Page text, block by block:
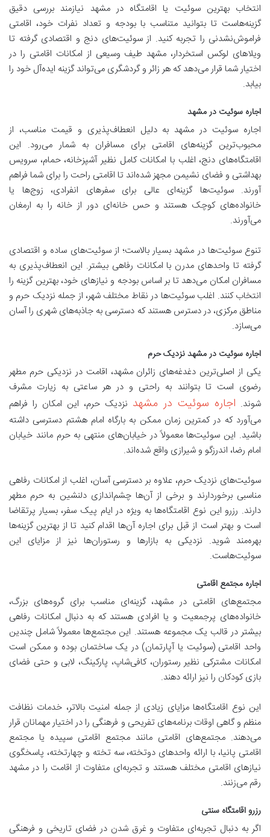
انتخاب بهترین سوئیت یا اقامتگاه در مشهد نیازمند بررسی دقیق
گزینه‌هاست تا بتوانید متناسب با بودجه و تعداد نفرات خود، اقامتی
فراموش‌نشدنی را تجربه کنید. از سوئیت‌های دنج و اقتصادی گرفته تا
ویلاهای لوکس استخردار، مشهد طیف وسیعی از امکانات اقامتی را در
اختیار شما قرار می‌دهد که هر زائر و گردشگری می‌تواند گزینه ایده‌آل خود را
بیابد.
اجاره سوئیت در مشهد
اجاره سوئیت در مشهد به دلیل انعطاف‌پذیری و قیمت مناسب، از
محبوب‌ترین گزینه‌های اقامتی برای مسافران به شمار می‌رود. این
اقامتگاه‌های دنج، اغلب با امکانات کامل نظیر آشپزخانه، حمام، سرویس
بهداشتی و فضای نشیمن مجهز شده‌اند تا اقامتی راحت را برای شما فراهم
آورند. سوئیت‌ها گزینه‌ای عالی برای سفرهای انفرادی، زوج‌ها یا
خانواده‌های کوچک هستند و حس خانه‌ای دور از خانه را به ارمغان
می‌آورند.
تنوع سوئیت‌ها در مشهد بسیار بالاست؛ از سوئیت‌های ساده و اقتصادی
گرفته تا واحدهای مدرن با امکانات رفاهی بیشتر. این انعطاف‌پذیری به
مسافران امکان می‌دهد تا بر اساس بودجه و نیازهای خود، بهترین گزینه را
انتخاب کنند. اغلب سوئیت‌ها در نقاط مختلف شهر، از جمله نزدیک حرم و
مناطق مرکزی، در دسترس هستند که دسترسی به جاذبه‌های شهری را آسان
می‌سازد.
اجاره سوئیت در مشهد نزدیک حرم
یکی از اصلی‌ترین دغدغه‌های زائران مشهد، اقامت در نزدیکی حرم مطهر
رضوی است تا بتوانند به راحتی و در هر ساعتی به زیارت مشرف
شوند. اجاره سوئیت در مشهد نزدیک حرم، این امکان را فراهم
می‌آورد که در کمترین زمان ممکن به بارگاه امام هشتم دسترسی داشته
باشید. این سوئیت‌ها معمولاً در خیابان‌های منتهی به حرم مانند خیابان
امام رضا، اندرزگو و شیرازی واقع شده‌اند.
سوئیت‌های نزدیک حرم، علاوه بر دسترسی آسان، اغلب از امکانات رفاهی
مناسبی برخوردارند و برخی از آن‌ها چشم‌اندازی دلنشین به حرم مطهر
دارند. رزرو این نوع اقامتگاه‌ها به ویژه در ایام پیک سفر، بسیار پرتقاضا
است و بهتر است از قبل برای اجاره آن‌ها اقدام کنید تا از بهترین گزینه‌ها
بهره‌مند شوید. نزدیکی به بازارها و رستوران‌ها نیز از مزایای این
سوئیت‌هاست.
اجاره مجتمع اقامتی
مجتمع‌های اقامتی در مشهد، گزینه‌ای مناسب برای گروه‌های بزرگ،
خانواده‌های پرجمعیت و یا افرادی هستند که به دنبال امکانات رفاهی
بیشتر در قالب یک مجموعه هستند. این مجتمع‌ها معمولاً شامل چندین
واحد اقامتی (سوئیت یا آپارتمان) در یک ساختمان بوده و ممکن است
امکانات مشترکی نظیر رستوران، کافی‌شاپ، پارکینگ، لابی و حتی فضای
بازی کودکان را نیز ارائه دهند.
این نوع اقامتگاه‌ها مزایای زیادی از جمله امنیت بالاتر، خدمات نظافت
منظم و گاهی اوقات برنامه‌های تفریحی و فرهنگی را در اختیار مهمانان قرار
می‌دهند. مجتمع‌های اقامتی مانند مجتمع اقامتی سپیده یا مجتمع
اقامتی پانیا، با ارائه واحدهای دوتخته، سه تخته و چهارتخته، پاسخگوی
نیازهای اقامتی مختلف هستند و تجربه‌ای متفاوت از اقامت را در مشهد
رقم می‌زنند.
رزرو اقامتگاه سنتی
اگر به دنبال تجربه‌ای متفاوت و غرق شدن در فضای تاریخی و فرهنگی